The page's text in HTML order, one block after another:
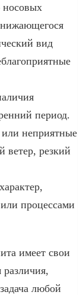
носовых
вид
период.
неприятные
ветер, резкий
процессами
имеет свои
любой